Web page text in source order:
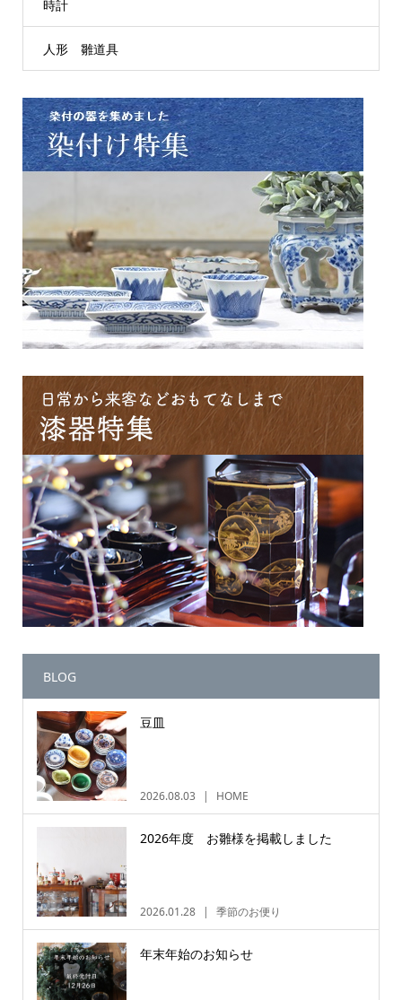
時計
人形 雛道具
BLOG
豆皿
2026.08.03 HOME
2026年度 お雛様を掲載しました
2026.01.28 季節のお便り
年末年始のお知らせ